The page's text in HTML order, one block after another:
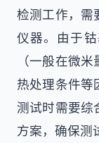
检测工作，需
仪器。由于
（一般在微
热处理条件等
测试时需要综
方案，确保测